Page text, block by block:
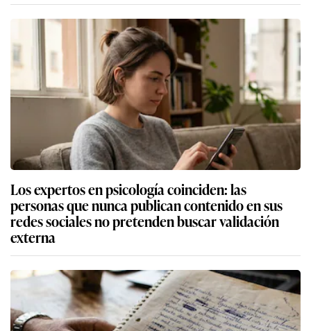
Los expertos en psicología coinciden: las
personas que nunca publican contenido en sus
redes sociales no pretenden buscar validación
externa